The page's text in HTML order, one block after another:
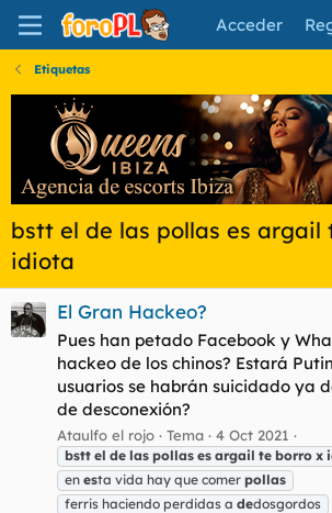
Acceder
Etiquetas
bstt el de las pollas es argail
idiota
El Gran Hackeo?
Pues han petado Facebook y
hackeo de los chinos? Estará
usuarios se habrán suicidado ya
de desconexión?
Ataulfo el rojo Tema 4 Oct 2021
bstt el de las pollas es argail te borro x
en esta vida hay que comer pollas
ferris haciendo perdidas a dedosgordos